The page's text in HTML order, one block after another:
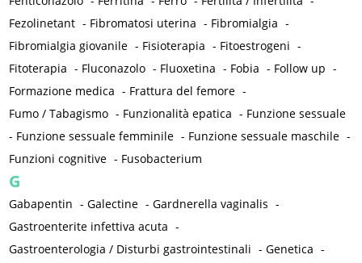
Fezolinetant - Fibromatosi uterina - Fibromialgia -
Fibromialgia giovanile - Fisioterapia - Fitoestrogeni -
Fitoterapia - Fluconazolo - Fluoxetina - Fobia - Follow up -
Formazione medica - Frattura del femore -
Fumo / Tabagismo - Funzionalità epatica - Funzione sessuale
- Funzione sessuale femminile - Funzione sessuale maschile -
Funzioni cognitive - Fusobacterium
G
Gabapentin -Galectine -Gardnerella vaginalis -
Gastroenterite infettiva acuta -
Gastroenterologia / Disturbi gastrointestinali -Genetica -